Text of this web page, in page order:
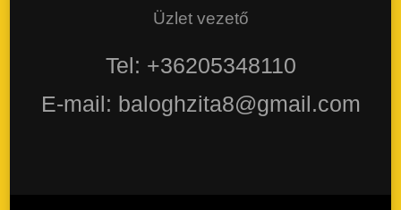
Üzlet vezető
Tel: +36205348110
E-mail: baloghzita8@gmail.com